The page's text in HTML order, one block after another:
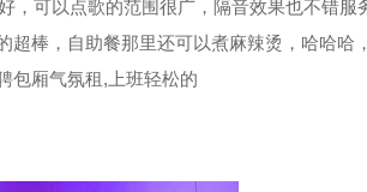
，可以点歌的范围很广，隔音效果也不错服
棒，自助餐那里还可以煮麻辣烫，哈哈哈
包厢气氛租,上班轻松的